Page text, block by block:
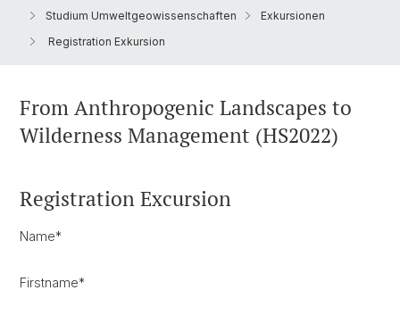
Studium Umweltgeowissenschaften
Exkursionen
Registration Exkursion
From Anthropogenic Landscapes to
Wilderness Management (HS2022)
Registration Excursion
Name*
Firstname*